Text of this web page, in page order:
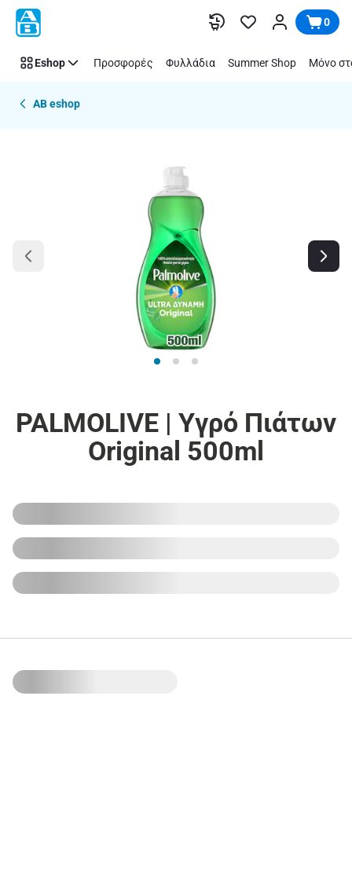
Παράλειψη 0
Eshop Προσφορές Φυλλάδια Summer Shop Μόνο
AB eshop
PALMOLIVE | Υγρό Πιάτων
Original 500ml